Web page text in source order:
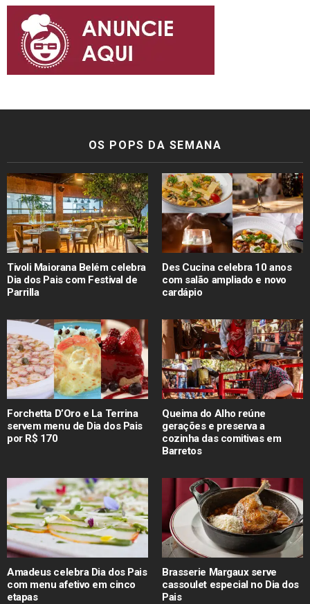
OS POPS DA SEMANA
Tivoli Maiorana Belém celebra
Dia dos Pais com Festival de
Parrilla
Des Cucina celebra 10 anos
com salão ampliado e novo
cardápio
Forchetta D’Oro e La Terrina
servem menu de Dia dos Pais
por R$ 170
Queima do Alho reúne
gerações e preserva a
cozinha das comitivas em
Barretos
Amadeus celebra Dia dos Pais
com menu afetivo em cinco
etapas
Brasserie Margaux serve
cassoulet especial no Dia dos
Pais